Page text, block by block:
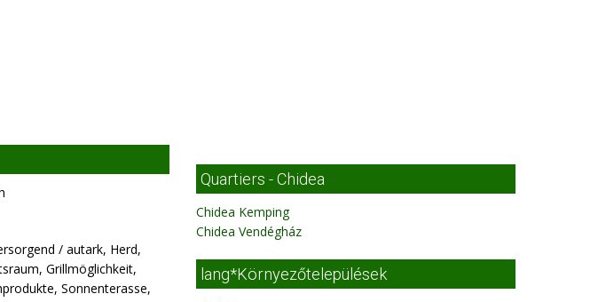
/ autark, Herd,
Grillmöglichkeit,
Sonnenterasse,
Quartiers - Chidea
Chidea Kemping
Chidea Vendégház
lang*Környezőtelepülések